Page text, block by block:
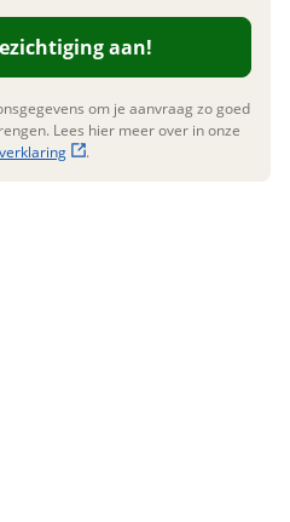
aan!
om je aanvraag zo goed
Lees hier meer over in onze
.